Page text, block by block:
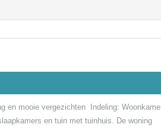
en mooie vergezichten Indeling:
en tuin met tuinhuis. De woning